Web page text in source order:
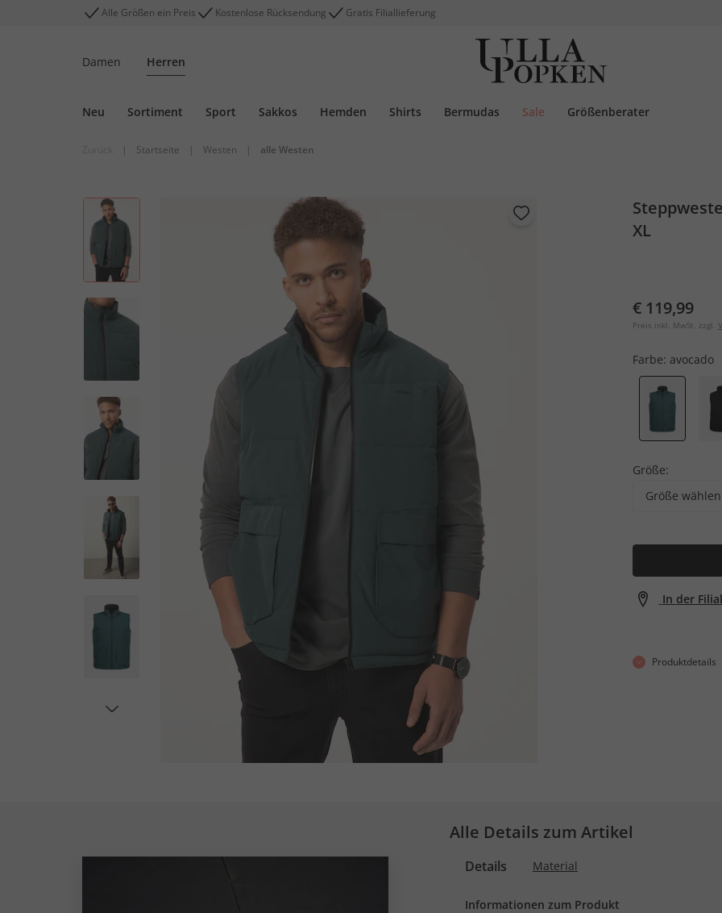
Alle Größen ein Preis Kostenlose Rücksendung Gratis Filiallieferung
Damen Herren
Neu Sortiment Sport Sakkos Hemden Shirts Bermudas Sale Größenberater
| Startseite | Westen | alle Westen
XL
€ 119,99
Preis inkl. MwSt. zzgl.
Farbe: avocado
Größe:
Größe wählen
In der
Produktdetails
Alle Details zum Artikel
Details Material
Informationen zum Produkt